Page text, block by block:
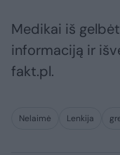
Medikai iš
informaciją ir
fakt.pl.
Nelaimė Lenkija